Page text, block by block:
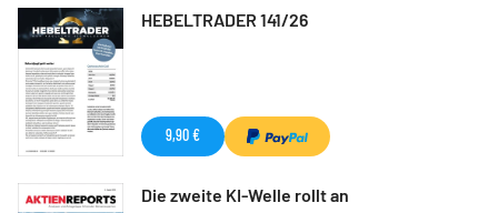
HEBELTRADER 141/26
9,90 €
Die zweite KI-Welle rollt an